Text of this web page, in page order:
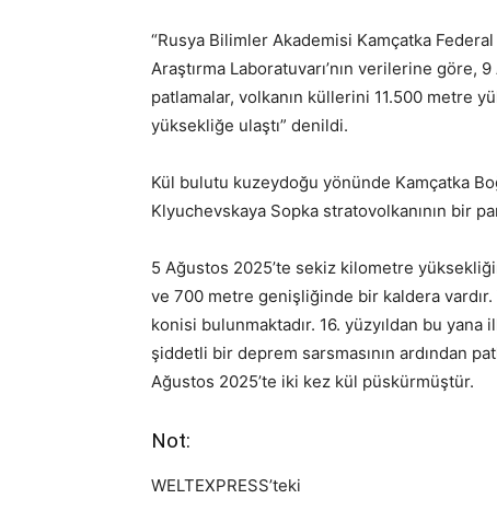
“Rusya Bilimler Akademisi Kamçatka
Araştırma Laboratuvarı’nın verilerine
patlamalar, volkanın küllerini 11.500 metre
yüksekliğe ulaştı” denildi.
Kül bulutu kuzeydoğu yönünde Kamçatka
Klyuchevskaya Sopka stratovolkanının bir
5 Ağustos 2025’te sekiz kilometre
ve 700 metre genişliğinde bir kaldera
konisi bulunmaktadır. 16. yüzyıldan bu yana
şiddetli bir deprem sarsmasının ardından
Ağustos 2025’te iki kez kül püskürmüştür.
Not:
WELTEXPRESS’teki